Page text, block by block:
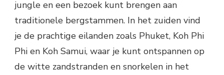
jungle en een bezoek kunt brengen aan
traditionele bergstammen. In het zuiden vind
je de prachtige eilanden zoals Phuket, Koh Phi
Phi en Koh Samui, waar je kunt ontspannen op
de witte zandstranden en snorkelen in het